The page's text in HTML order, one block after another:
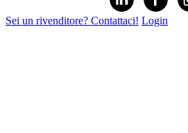
Sei un rivenditore? Contattaci! Login